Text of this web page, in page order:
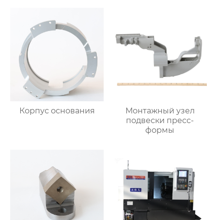
Корпус основания
Монтажный узел
подвески пресс-
формы